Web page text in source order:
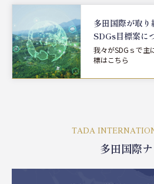
多田国際が取り
SDGs目標案に
我々がSDGｓで主
標はこちら
TADA
多田国際